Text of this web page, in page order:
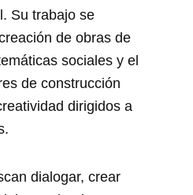
Su trabajo se
de obras de
sociales y el
de construcción
dirigidos a
dialogar, crear